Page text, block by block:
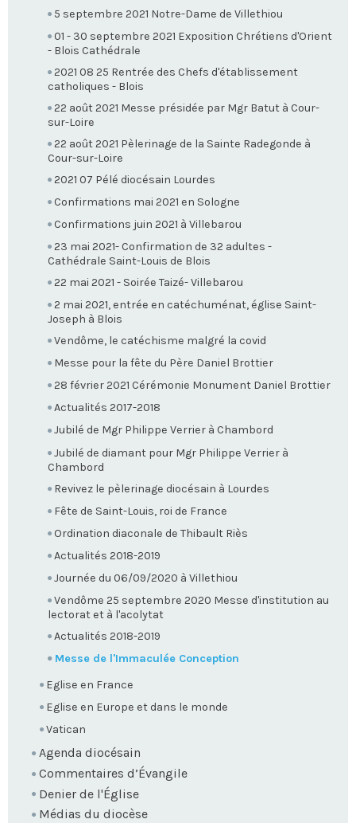
5 septembre 2021 Notre-Dame de Villethiou
01 - 30 septembre 2021 Exposition Chrétiens d'Orient
- Blois Cathédrale
2021 08 25 Rentrée des Chefs d'établissement
catholiques - Blois
22 août 2021 Messe présidée par Mgr Batut à Cour-
sur-Loire
22 août 2021 Pèlerinage de la Sainte Radegonde à
Cour-sur-Loire
2021 07 Pélé diocésain Lourdes
Confirmations mai 2021 en Sologne
Confirmations juin 2021 à Villebarou
23 mai 2021- Confirmation de 32 adultes -
Cathédrale Saint-Louis de Blois
22 mai 2021 - Soirée Taizé- Villebarou
2 mai 2021, entrée en catéchuménat, église Saint-
Joseph à Blois
Vendôme, le catéchisme malgré la covid
Messe pour la fête du Père Daniel Brottier
28 février 2021 Cérémonie Monument Daniel Brottier
Actualités 2017-2018
Jubilé de Mgr Philippe Verrier à Chambord
Jubilé de diamant pour Mgr Philippe Verrier à
Chambord
Revivez le pèlerinage diocésain à Lourdes
Fête de Saint-Louis, roi de France
Ordination diaconale de Thibault Riès
Actualités 2018-2019
Journée du 06/09/2020 à Villethiou
Vendôme 25 septembre 2020 Messe d'institution au
lectorat et à l'acolytat
Actualités 2018-2019
Messe de l'Immaculée Conception
Eglise en France
Eglise en Europe et dans le monde
Vatican
Agenda diocésain
Commentaires d’Évangile
Denier de l'Église
Médias du diocèse